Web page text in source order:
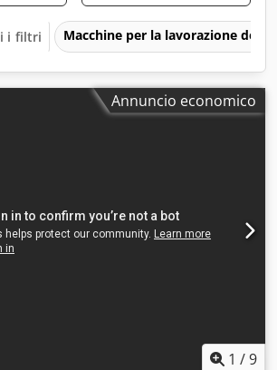
i filtri Macchine per la lavorazione del
Annuncio economico
1 /9